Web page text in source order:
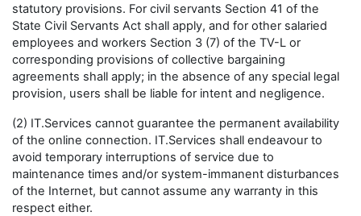
statutory provisions. For civil servants Section 41 of the
State Civil Servants Act shall apply, and for other salaried
employees and workers Section 3 (7) of the TV-L or
corresponding provisions of collective bargaining
agreements shall apply; in the absence of any special legal
provision, users shall be liable for intent and negligence.
(2) IT.Services cannot guarantee the permanent availability
of the online connection. IT.Services shall endeavour to
avoid temporary interruptions of service due to
maintenance times and/or system-immanent disturbances
of the Internet, but cannot assume any warranty in this
respect either.